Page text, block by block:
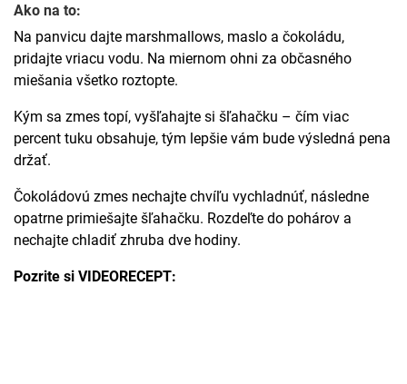
Ako na to:
Na panvicu dajte marshmallows, maslo a čokoládu,
pridajte vriacu vodu. Na miernom ohni za občasného
miešania všetko roztopte.
Kým sa zmes topí, vyšľahajte si šľahačku – čím viac
percent tuku obsahuje, tým lepšie vám bude výsledná pena
držať.
Čokoládovú zmes nechajte chvíľu vychladnúť, následne
opatrne primiešajte šľahačku. Rozdeľte do pohárov a
nechajte chladiť zhruba dve hodiny.
Pozrite si VIDEORECEPT: